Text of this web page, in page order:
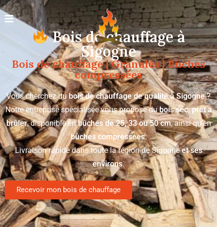
Bois de chauffage à
Sigogne
Bois de chauffage | Granulés | Bûches
compressées
Vous cherchez du bois de chauffage de qualité à Sigogne?
Notre entreprise spécialisée vous propose dubois sec, prêt à
brûler, disponible enbûches de 25, 33 ou 50 cm, ainsi qu’en
bûches compressées.
Livraison rapide dans toute la région de Sigogneet ses
environs.
Recevoir mon bois de chauffage